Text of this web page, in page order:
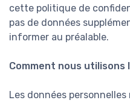
cette politique de
pas de données
informer au préalable.
Comment nous utilisons
Les données